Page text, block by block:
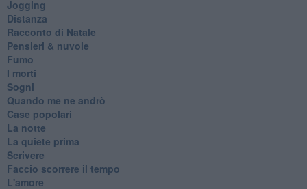
Jogging
Distanza
Racconto di Natale
Pensieri & nuvole
Fumo
I morti
Sogni
Quando me ne andrò
Case popolari
La notte
La quiete prima
Scrivere
Faccio scorrere il tempo
L'amore